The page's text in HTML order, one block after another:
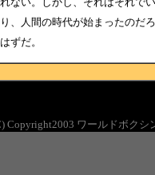
、人間の時代が始まったのだ
ずだ。
Copyright2003 ワールドボクシ